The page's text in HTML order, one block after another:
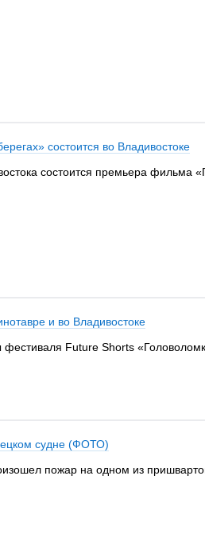
состоится во Владивостоке
состоится премьера
и во Владивостоке
Future Shorts
судне (ФОТО)
пожар на одном из